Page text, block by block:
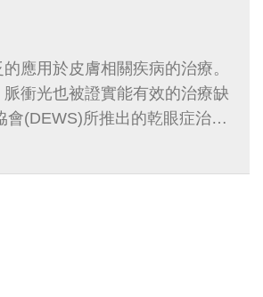
應用於皮膚相關疾病的治療。
衝光也被證實能有效的治療缺
(DEWS)所推出的乾眼症治療